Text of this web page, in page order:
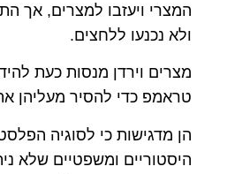
המצרי ויעזבו למצרים, אך
ולא נכנעו ללחצים.
מצרים וירדן מנסות כעת
טראמפ כדי להסיר מעליהן
הן מדגישות כי לסוגיה
היסטוריים ומשפטיים שלא